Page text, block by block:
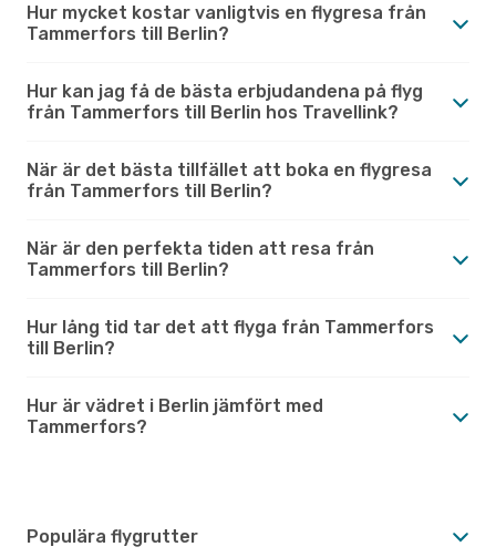
Hur mycket kostar vanligtvis en flygresa från
Tammerfors till Berlin?
Hur kan jag få de bästa erbjudandena på flyg
från Tammerfors till Berlin hos Travellink?
När är det bästa tillfället att boka en flygresa
från Tammerfors till Berlin?
När är den perfekta tiden att resa från
Tammerfors till Berlin?
Hur lång tid tar det att flyga från Tammerfors
till Berlin?
Hur är vädret i Berlin jämfört med
Tammerfors?
Populära flygrutter